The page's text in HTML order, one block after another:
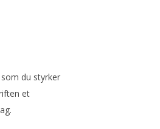
du styrker
et